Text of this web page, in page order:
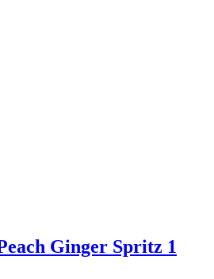
Ginger Spritz 1